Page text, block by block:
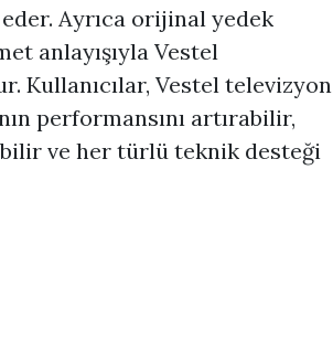
Ayrıca orijinal yedek
anlayışıyla Vestel
Kullanıcılar, Vestel televizyon
performansını artırabilir,
ve her türlü teknik desteği